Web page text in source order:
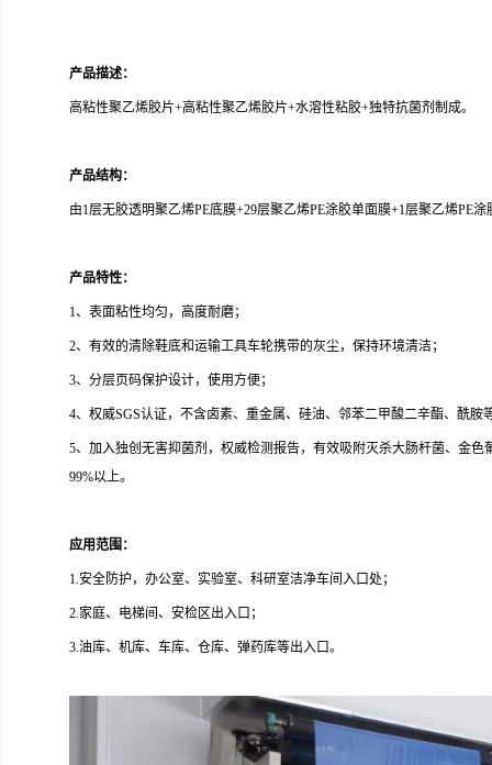
产品描述：
高粘性聚乙烯胶片+高粘性聚乙烯胶片+水溶性粘胶+独特抗菌剂制成。
产品结构：
由1层无胶透明聚乙烯PE底膜+29层聚乙烯PE涂胶单面膜+1层聚乙烯PE
产品特性：
1、表面粘性均匀，高度耐磨；
2、有效的清除鞋底和运输工具车轮携带的灰尘，保持环境清洁；
3、分层页码保护设计，使用方便；
4、权威SGS认证，不含卤素、重金属、硅油、邻苯二甲酸二辛酯、酰胺
5、加入独创无害抑菌剂，权威检测报告，有效吸附灭杀大肠杆菌、金
99%以上。
应用范围：
1.安全防护，办公室、实验室、科研室洁净车间入口处；
2.家庭、电梯间、安检区出入口；
3.油库、机库、车库、仓库、弹药库等出入口。